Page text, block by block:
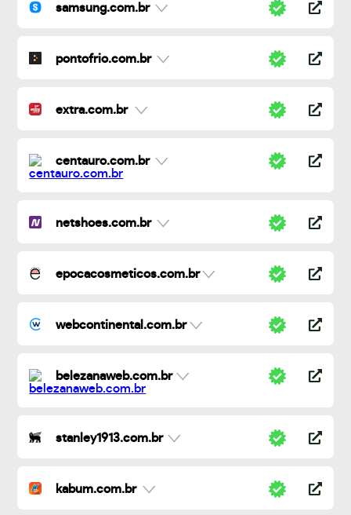
samsung.com.br
pontofrio.com.br
extra.com.br
centauro.com.br
netshoes.com.br
epocacosmeticos.com.br
webcontinental.com.br
belezanaweb.com.br
stanley1913.com.br
kabum.com.br